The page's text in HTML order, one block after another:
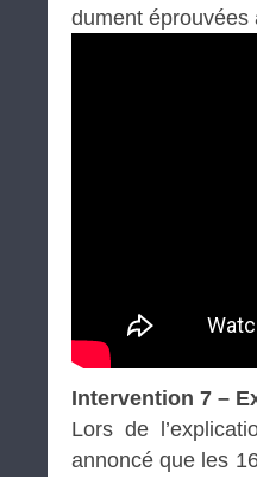
dument éprouvées
Intervention 7 –
Lors de
annoncé que les